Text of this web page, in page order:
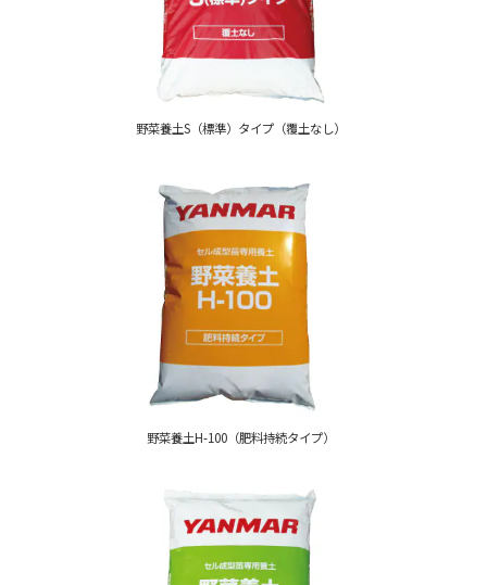
野菜養土S（標準）タイプ（覆土なし）
野菜養土H-100（肥料持続タイプ）